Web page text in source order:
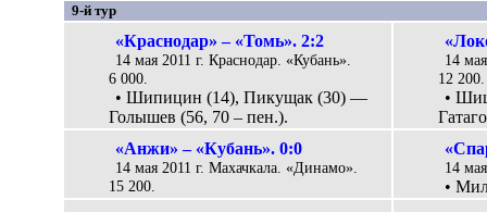
9-й тур
«Краснодар» – «Томь». 2:2
14 мая 2011 г. Краснодар. «Кубань».
6 000.
• Шипицин (14), Пикущак (30) —
Голышев (56, 70 – пен.).
14
12 200.
•
«Анжи» – «Кубань». 0:0
14 мая 2011 г. Махачкала. «Динамо».
15 200.
14
•